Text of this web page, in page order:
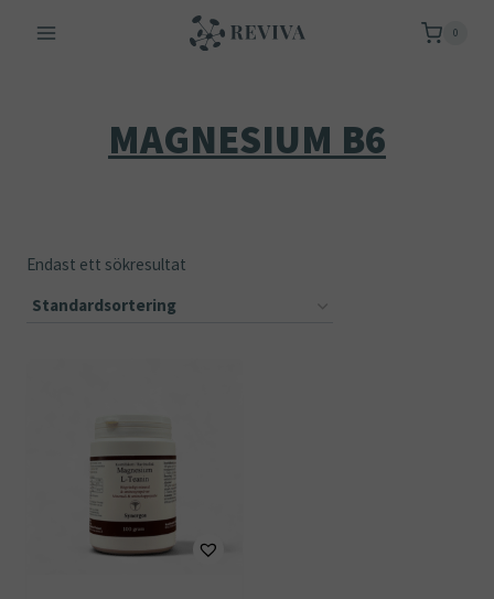
0
MAGNESIUM B6
Endast ett sökresultat